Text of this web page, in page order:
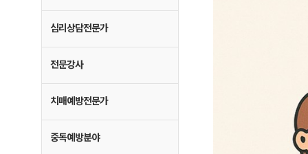
심리상담전문가
전문강사
치매예방전문가
중독예방분야